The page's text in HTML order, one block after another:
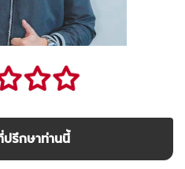
ปรึกษาท่านนี้